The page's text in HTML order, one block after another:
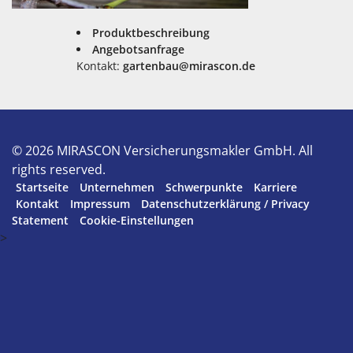
Produktbeschreibung
Angebotsanfrage
Kontakt: gartenbau@mirascon.de
© 2026 MIRASCON Versicherungsmakler GmbH. All
rights reserved.
Startseite Unternehmen Schwerpunkte
Karriere
Kontakt
Impressum
Datenschutzerklärung / Privacy
Statement
Cookie-Einstellungen
>